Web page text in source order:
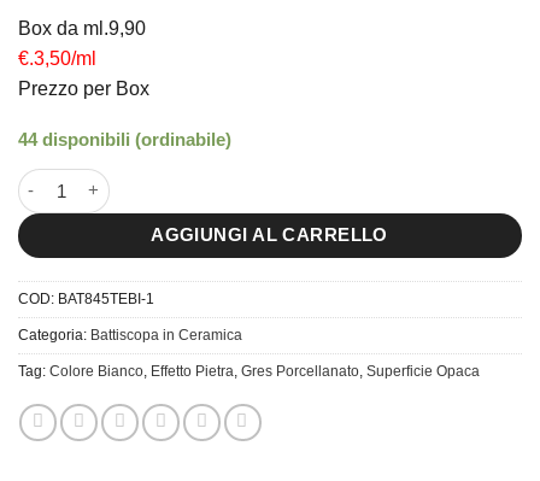
Box da ml.9,90
€.3,50/ml
Prezzo per Box
44 disponibili (ordinabile)
8×45 Battiscopa Tecno Bianco quantità
AGGIUNGI AL CARRELLO
COD: BAT845TEBI-1
Categoria: Battiscopa in Ceramica
Tag: Colore Bianco, Effetto Pietra, Gres Porcellanato, Superficie Opaca